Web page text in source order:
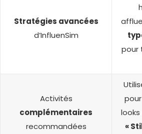
Stratégies avancées
d’InfluenSim
pour
Activités
complémentaires
recommandées
«